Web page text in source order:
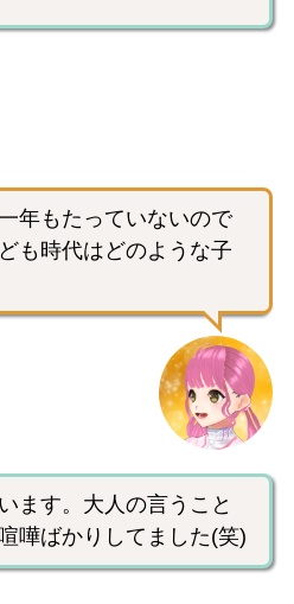
年もたっていないので
も時代はどのような子
ます。大人の言うこと
嘩ばかりしてました(笑)